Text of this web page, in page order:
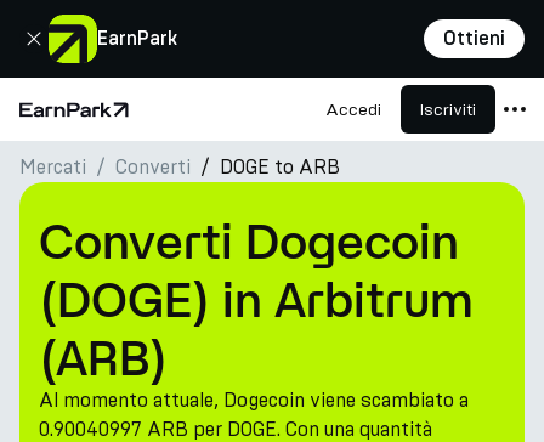
EarnPark Ottieni
Chiudi
Pagina principale Accedi Iscriviti
Prodotti
Mercati
Calcolatori
PARK Token
Risorse
Azienda
Mercati Converti DOGE to ARB
Converti Dogecoin
(DOGE) in Arbitrum
(ARB)
Al momento attuale, Dogecoin viene scambiato a
0.90040997 ARB per DOGE. Con una quantità